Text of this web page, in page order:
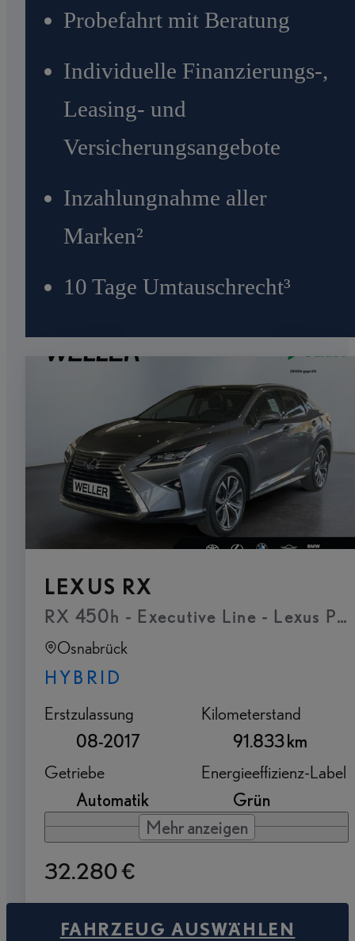
Probefahrt mit Beratung
Individuelle Finanzierungs-,
Leasing- und
Versicherungsangebote
Inzahlungnahme aller
Marken²
10 Tage Umtauschrecht³
LEXUS RX
RX 450h - Executive Line - Lexus
Osnabrück
HYBRID
Erstzulassung
08-2017
Kilometerstand
91.833 km
Getriebe
Automatik
Energieeffizienz-Label
Grün
Mehr anzeigen
32.280 €
FAHRZEUG AUSWÄHLEN